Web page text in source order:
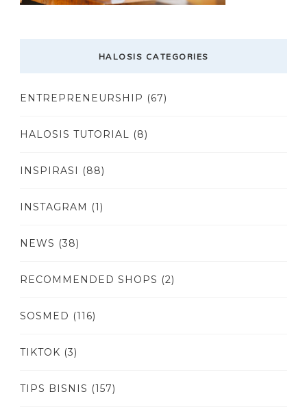
HALOSIS CATEGORIES
ENTREPRENEURSHIP (67)
HALOSIS TUTORIAL (8)
INSPIRASI (88)
INSTAGRAM (1)
NEWS (38)
RECOMMENDED SHOPS (2)
SOSMED (116)
TIKTOK (3)
TIPS BISNIS (157)